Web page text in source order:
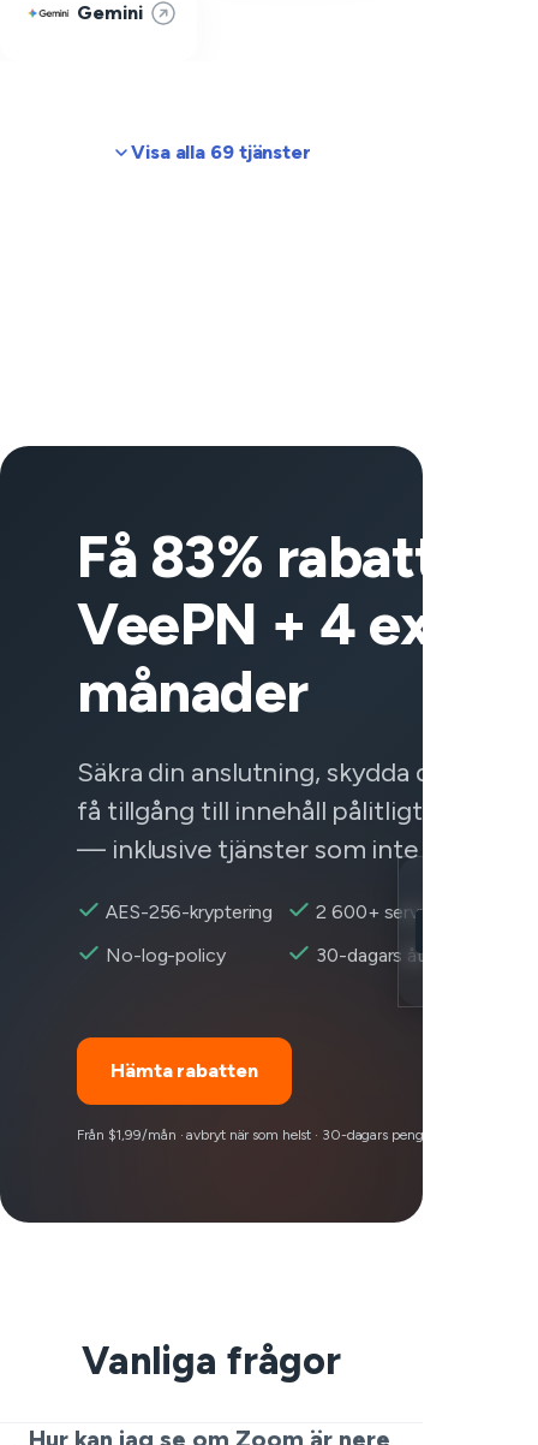
Gemini
Visa alla 69 tjänster
Få 83% rabatt på
VeePN + 4 extra
månader
Säkra din anslutning, skydda dina data
få tillgång till innehåll pålitligt var som
— inklusive tjänster som inte fungerar.
AES-256-kryptering
2 600+ servrar
No-log-policy
30-dagars återbetalning
Hämta rabatten
Från $1,99/mån · avbryt när som helst · 30-dagars pengarna-tillbaka-
Vanliga frågor
Hur kan jag se om Zoom är nere